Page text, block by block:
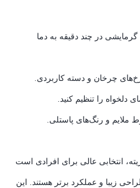
در چند دقیقه به دما
چرخان و دسته کاربردی.
ملایم و رنگ‌های پاستلی.
برقی 9 پره وینتیج 0838 آریته، انتخابی عالی برای افرادی است
زیبا و عملکرد برتر هستند. این